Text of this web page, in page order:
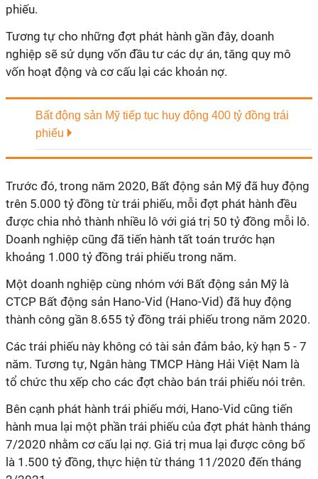
phiếu.
Tương tự cho những đợt phát hành gần đây, doanh
nghiệp sẽ sử dụng vốn đầu tư các dự án, tăng quy mô
vốn hoạt động và cơ cấu lại các khoản nợ.
Bất động sản Mỹ tiếp tục huy động 400 tỷ đồng trái
phiếu
Trước đó, trong năm 2020, Bất động sản Mỹ đã huy động
trên 5.000 tỷ đồng từ trái phiếu, mỗi đợt phát hành đều
được chia nhỏ thành nhiều lô với giá trị 50 tỷ đồng mỗi lô.
Doanh nghiệp cũng đã tiến hành tất toán trước hạn
khoảng 1.000 tỷ đồng trái phiếu trong năm.
Một doanh nghiệp cùng nhóm với Bất động sản Mỹ là
CTCP Bất động sản Hano-Vid (Hano-Vid) đã huy động
thành công gần 8.655 tỷ đồng trái phiếu trong năm 2020.
Các trái phiếu này không có tài sản đảm bảo, kỳ hạn 5 - 7
năm. Tương tự, Ngân hàng TMCP Hàng Hải Việt Nam là
tổ chức thu xếp cho các đợt chào bán trái phiếu nói trên.
Bên cạnh phát hành trái phiếu mới, Hano-Vid cũng tiến
hành mua lại một phần trái phiếu của đợt phát hành tháng
7/2020 nhằm cơ cấu lại nợ. Giá trị mua lại được công bố
là 1.500 tỷ đồng, thực hiện từ tháng 11/2020 đến tháng